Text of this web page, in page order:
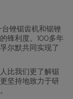
锉锯齿机和锯锉
锋利度。100多年
尔默共同实现了
比我们更了解锯
坚持地致力于研